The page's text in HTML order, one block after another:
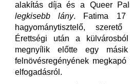
alakítás díja és a Queer
legkisebb lány. Fatima 17
hagyománytisztelő,
Érettségi után a
megnyílik előtte egy
felnövésregényének
elfogadásról.